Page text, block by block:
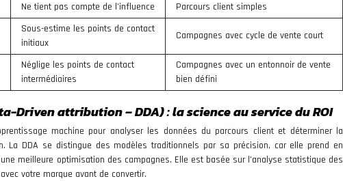
Ne tient pas compte de l’influence
Parcours client simples
Sous-estime les points de contact
initiaux
Campagnes avec cycle de vente court
Néglige les points de contact
intermédiaires
Campagnes avec un entonnoir de vente
bien défini
Driven attribution – DDA) : la science au service du ROI
machine pour analyser les données du parcours client et déterminer la
La DDA se distingue des modèles traditionnels par sa précision, car elle prend en
meilleure optimisation des campagnes. Elle est basée sur l’analyse statistique des
votre marque avant de convertir.